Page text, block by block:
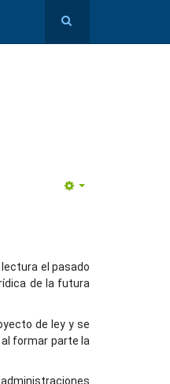
el pasado
de la futura
de ley y se
formar parte la